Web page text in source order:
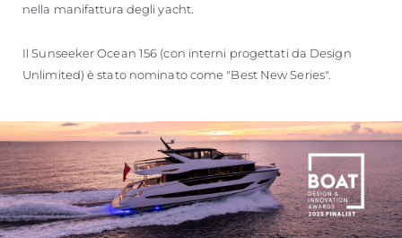
nella manifattura degli yacht.
Il Sunseeker Ocean 156 (con interni progettati da Design
Unlimited) è stato nominato come "Best New Series".